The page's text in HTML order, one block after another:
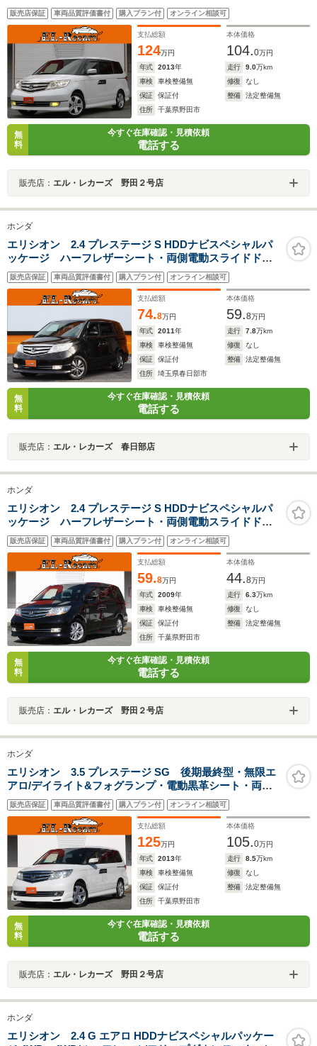
ETC・スマートキー・シートヒーター・クルーズコント
ロール・HIDヘッドライト・HDDナビ・音楽録音・オー
トA/C・純正18inAW
販売店保証 車両品質評価書付 購入プラン付 オンライン相談可
支払総額
124万円
本体価格
104.0万円
年式
2013年 走行 9.0万km
車検
車検整備無 修復
なし
保証
保証付 整備
法定整備無
住所
千葉県野田市
無
料
今すぐ在庫確認・見積依頼
電話する
販売店： エル・レカーズ 野田２号店
ホンダ
エリシオン 2.4 プレステージ S HDDナビスペシャルパ
ッケージ ハーフレザーシート・両側電動スライドド
ア・フリップダウンモニター・バックカメラ・スマート
キー・ウッドコンビハンドル・ETC・HIDヘッドライト・
オートA/C・HDDナビ・ドアバイザー・純正17インチア
販売店保証 車両品質評価書付 購入プラン付 オンライン相談可
支払総額
74.8万円
本体価格
59.8万円
年式
2011年 走行 7.8万km
車検
車検整備無 修復
なし
保証
保証付 整備
法定整備無
住所
埼玉県春日部市
無
料
今すぐ在庫確認・見積依頼
電話する
販売店： エル・レカーズ 春日部店
ホンダ
エリシオン 2.4 プレステージ S HDDナビスペシャルパ
ッケージ ハーフレザーシート・両側電動スライドド
ア・バックカメラ・ETC・キーレス・オートA/C・木目調
パネル・革巻きステアリング・純正17インチアルミ
販売店保証 車両品質評価書付 購入プラン付 オンライン相談可
支払総額
59.8万円
本体価格
44.8万円
年式
2009年 走行 6.3万km
車検
車検整備無 修復
なし
保証
保証付 整備
法定整備無
住所
千葉県野田市
無
料
今すぐ在庫確認・見積依頼
電話する
販売店： エル・レカーズ 野田２号店
ホンダ
エリシオン 3.5 プレステージ SG 後期最終型・無限エ
アロ/デイライト&フォグランプ・電動黒革シート・両側
電動スライドドア・フリップダウンモニター・バックカ
メラ・HDDナビ・地デジ視聴・シートヒーター・ミュー
ジックサーバー・スマートキー
販売店保証 車両品質評価書付 購入プラン付 オンライン相談可
支払総額
125万円
本体価格
105.0万円
年式
2013年 走行 8.5万km
車検
車検整備無 修復
なし
保証
保証付 整備
法定整備無
住所
千葉県野田市
無
料
今すぐ在庫確認・見積依頼
電話する
販売店： エル・レカーズ 野田２号店
ホンダ
エリシオン 2.4 G エアロ HDDナビスペシャルパッケー